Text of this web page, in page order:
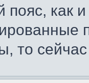
пояс, как
то